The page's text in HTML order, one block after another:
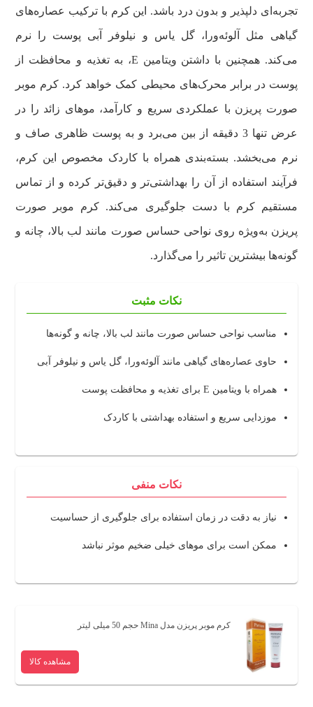
تجربه‌ای دلپذیر و بدون درد باشد. این کرم با ترکیب عصاره‌های
گیاهی مثل آلوئه‌ورا، گل یاس و نیلوفر آبی پوست را نرم
می‌کند. همچنین با داشتن ویتامین E، به تغذیه‌ و محافظت از
پوست در برابر محرک‌های محیطی کمک خواهد کرد. کرم موبر
صورت پریزن با عملکردی سریع و کارآمد، موهای زائد را در
عرض تنها 3 دقیقه از بین می‌برد و به پوست ظاهری صاف و
نرم می‌بخشد. بسته‌بندی همراه با کاردک مخصوص این کرم،
فرآیند استفاده از آن را بهداشتی‌تر و دقیق‌تر کرده و از تماس
مستقیم کرم با دست جلوگیری می‌کند. کرم موبر صورت
پریزن به‌ویژه روی نواحی حساس صورت مانند لب بالا، چانه و
گونه‌ها بیشترین تاثیر را می‌گذارد.
نکات مثبت
مناسب نواحی حساس صورت مانند لب بالا، چانه و گونه‌ها
حاوی عصاره‌های گیاهی مانند آلوئه‌ورا، گل یاس و نیلوفر آبی
همراه با ویتامین E برای تغذیه و محافظت پوست
موزدایی سریع و استفاده بهداشتی با کاردک
نکات منفی
نیاز به دقت در زمان استفاده برای جلوگیری از حساسیت
ممکن است برای موهای خیلی ضخیم موثر نباشد
کرم موبر پریزن مدل Mina حجم 50 میلی لیتر
مشاهده کالا